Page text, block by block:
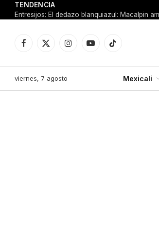
TENDENCIA
Facebook
X
InstagramYouTubeTikTok
viernes, 7 agosto Mexicali